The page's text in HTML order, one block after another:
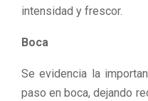
intensidad y frescor.
Boca
Se evidencia la
paso en boca, dejando